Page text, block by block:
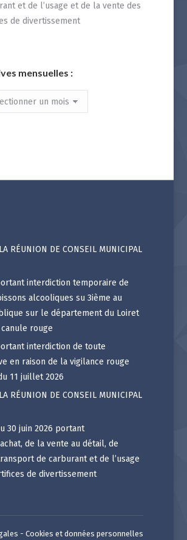
et de l’usage et de la vente des
de divertissement
mensuelles :
RÉUNION DE CONSEIL MUNICIPAL
interdiction temporaire de
alcooliques su 3ième au
sur le département du Loiret
rouge
interdiction de toute
en raison de la vigilance rouge
11 juillet 2026
RÉUNION DE CONSEIL MUNICIPAL
30 juin 2026 portant
de la vente au détail, de
de carburant et de l’usage
de divertissement
- Cookies et données personnelles